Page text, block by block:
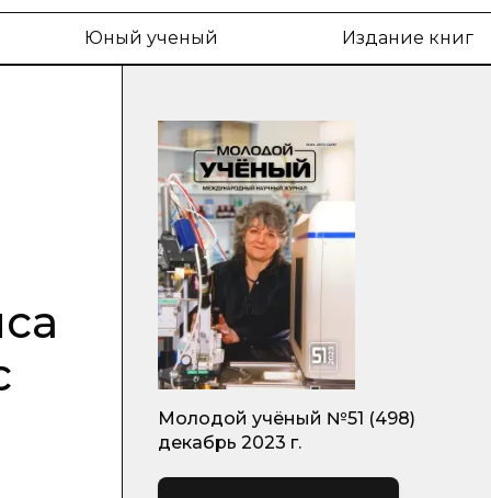
Юный ученый Издание книг
Молодой учёный №51 (498)
декабрь 2023 г.